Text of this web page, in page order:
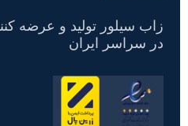
زاب سیلور تولید و عرضه
در سراسر ایران